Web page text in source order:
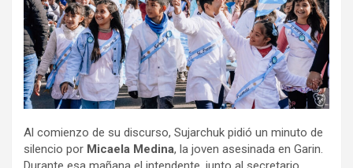
Al comienzo de su discurso, Sujarchuk pidió un minuto de
silencio por Micaela Medina, la joven asesinada en Garin.